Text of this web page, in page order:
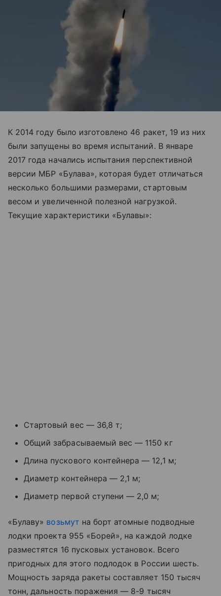
К 2014 году было изготовлено 46 ракет, 19 из них
были запущены во время испытаний. В январе
2017 года начались испытания перспективной
версии МБР «Булава», которая будет отличаться
несколько большими размерами, стартовым
весом и увеличенной полезной нагрузкой.
Текущие характеристики «Булавы»:
Стартовый вес — 36,8 т;
Общий забрасываемый вес — 1150 кг
Длина пускового контейнера — 12,1 м;
Диаметр контейнера — 2,1 м;
Диаметр первой ступени — 2,0 м;
«Булаву» возьмут на борт атомные подводные
лодки проекта 955 «Борей», на каждой лодке
разместятся 16 пусковых установок. Всего
пригодных для этого подлодок в России шесть.
Мощность заряда ракеты составляет 150 тысяч
тонн, дальность поражения — 8-9 тысяч